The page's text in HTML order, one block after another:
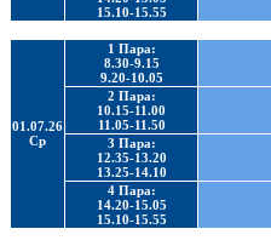
15.10-15.55
01.07.26
Ср
1 Пара:
8.30-9.15
9.20-10.05
2 Пара:
10.15-11.00
11.05-11.50
3 Пара:
12.35-13.20
13.25-14.10
4 Пара:
14.20-15.05
15.10-15.55